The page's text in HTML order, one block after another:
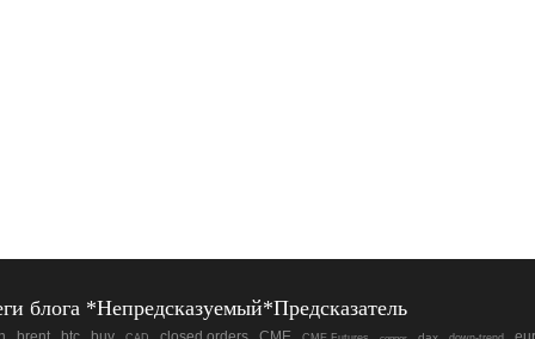
блога *Непредсказуемый*Предсказатель